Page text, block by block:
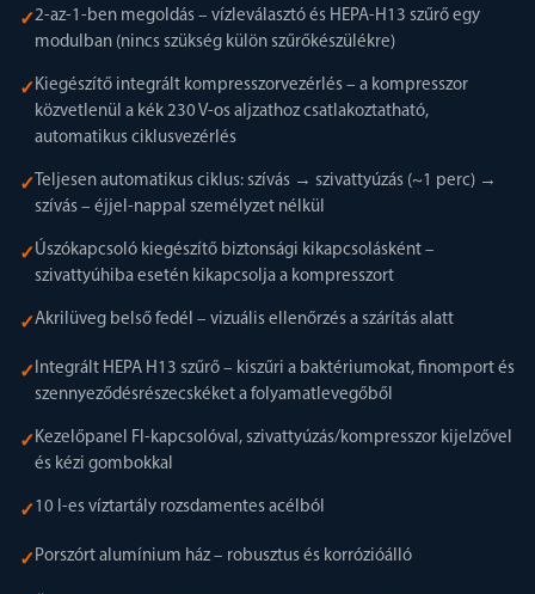
✓2-az-1-ben megoldás – vízleválasztó és HEPA-H13 szűrő egy
modulban (nincs szükség külön szűrőkészülékre)
✓ Kiegészítő integrált kompresszorvezérlés – a kompresszor
közvetlenül a kék 230 V-os aljzathoz csatlakoztatható,
automatikus ciklusvezérlés
✓ Teljesen automatikus ciklus: szívás → szivattyúzás (~1 perc) →
szívás – éjjel-nappal személyzet nélkül
✓ Úszókapcsoló kiegészítő biztonsági kikapcsolásként –
szivattyúhiba esetén kikapcsolja a kompresszort
✓Akrilüveg belső fedél – vizuális ellenőrzés a szárítás alatt
✓ Integrált HEPA H13 szűrő – kiszűri a baktériumokat, finomport és
szennyeződésrészecskéket a folyamatlevegőből
✓ Kezelőpanel FI-kapcsolóval, szivattyúzás/kompresszor kijelzővel
és kézi gombokkal
✓ 10 l-es víztartály rozsdamentes acélból
✓ Porszórt alumínium ház – robusztus és korrózióálló